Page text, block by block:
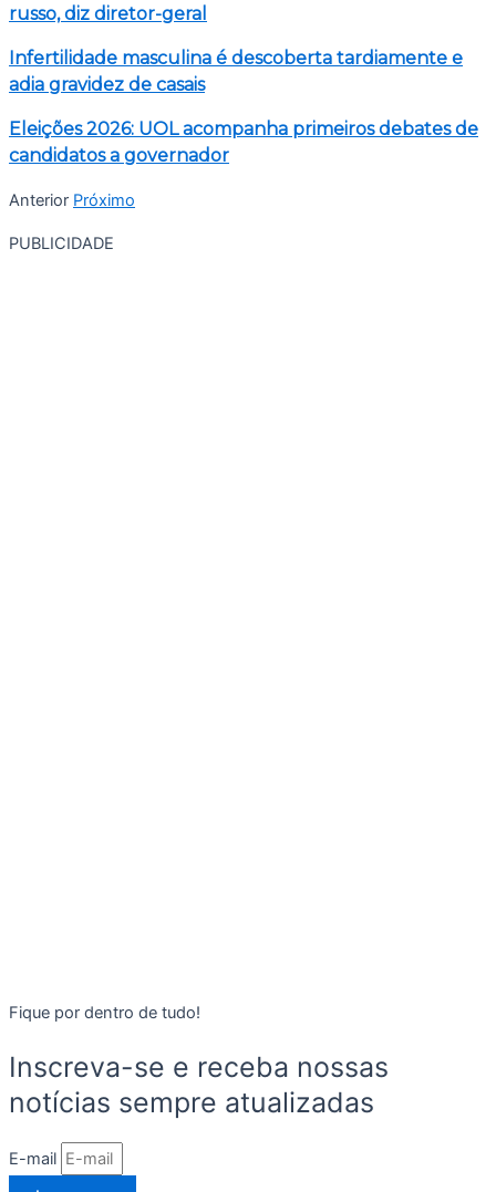
russo, diz diretor-geral
Infertilidade masculina é descoberta tardiamente e
adia gravidez de casais
Eleições 2026: UOL acompanha primeiros debates de
candidatos a governador
Anterior Próximo
PUBLICIDADE
Fique por dentro de tudo!
Inscreva-se e receba nossas
notícias sempre atualizadas
E-mail